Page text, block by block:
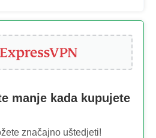
manje kada kupujete
značajno uštedjeti!